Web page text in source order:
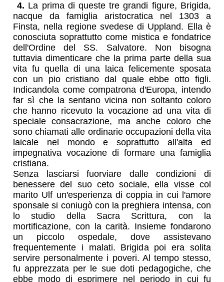
4. La prima di queste tre grandi figure, Brigida,
nacque da famiglia aristocratica nel 1303 a
Finsta, nella regione svedese di Uppland. Ella è
conosciuta soprattutto come mistica e fondatrice
dell'Ordine del SS. Salvatore. Non bisogna
tuttavia dimenticare che la prima parte della sua
vita fu quella di una laica felicemente sposata
con un pio cristiano dal quale ebbe otto figli.
Indicandola come compatrona d'Europa, intendo
far sì che la sentano vicina non soltanto coloro
che hanno ricevuto la vocazione ad una vita di
speciale consacrazione, ma anche coloro che
sono chiamati alle ordinarie occupazioni della vita
laicale nel mondo e soprattutto all'alta ed
impegnativa vocazione di formare una famiglia
cristiana.
Senza lasciarsi fuorviare dalle condizioni di
benessere del suo ceto sociale, ella visse col
marito Ulf un'esperienza di coppia in cui l'amore
sponsale si coniugò con la preghiera intensa, con
lo studio della Sacra Scrittura, con la
mortificazione, con la carità. Insieme fondarono
un piccolo ospedale, dove assistevano
frequentemente i malati. Brigida poi era solita
servire personalmente i poveri. Al tempo stesso,
fu apprezzata per le sue doti pedagogiche, che
ebbe modo di esprimere nel periodo in cui fu